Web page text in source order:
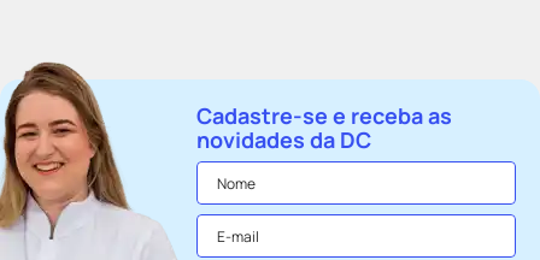
Cadastre-se e receba as
novidades da DC